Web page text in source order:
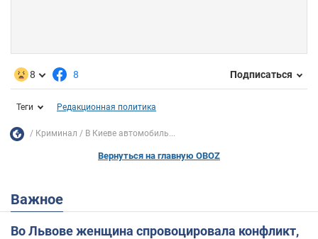
8 8 Подписаться
Теги Редакционная политика
Криминал В Киеве автомобиль...
Вернуться на главную OBOZ
Важное
Во Львове женщина спровоцировала конфликт,